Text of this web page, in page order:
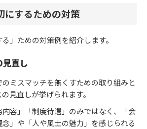
にするための対策
る」ための対策例を紹介します。
直し
ミスマッチを無くすための取り組みと
見直しが挙げられます。
容」「制度待遇」のみではなく、「会
」や「人や風土の魅力」を感じられる